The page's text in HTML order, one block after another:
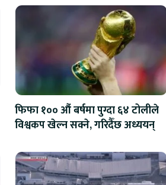
फिफा १०० औं बर्षमा पुग्दा ६४ टोलीले
विश्वकप खेल्न सक्ने, गरिदैँछ अध्ययन्